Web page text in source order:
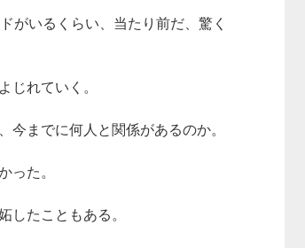
がいるくらい、当たり前だ、驚く
じれていく。
までに何人と関係があるのか。
った。
したこともある。